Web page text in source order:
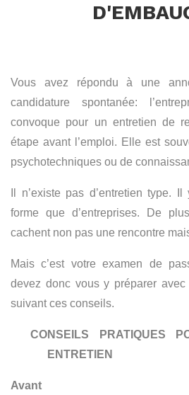
Vous avez répondu à une
candidature spontanée:
convoque pour un entretien de
étape avant l’emploi. Elle est
psychotechniques ou de
Il n’existe pas d’entretien type.
forme que d’entreprises. De
cachent non pas une rencontre
Mais c’est votre examen de
devez donc vous y préparer
suivant ces conseils.
CONSEILS PRATIQUES
ENTRETIEN
Avant